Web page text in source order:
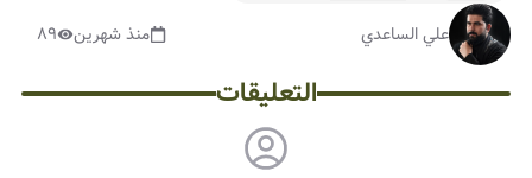
علي الساعدي منذ شهرين ٨٩
التعليقات